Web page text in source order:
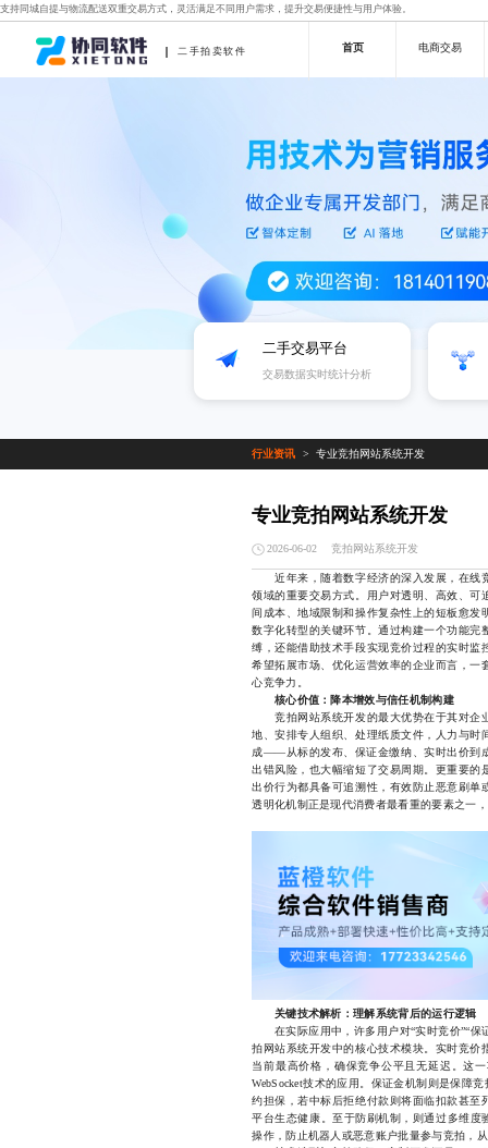
支持同城自提与物流配送双重交易方式，灵活满足不同用户需求，提升交易便捷性与用户体验。
二手拍卖软件 首页 电商交易
二手交易平台
交易数据实时统计分析
行业资讯 > 专业竞拍网站系统开发
专业竞拍网站系统开发
2026-06-02 竞拍网站系统开发
近年来，随着数字经济的深入发展，在线
领域的重要交易方式。用户对透明、高效、
间成本、地域限制和操作复杂性上的短板愈发
数字化转型的关键环节。通过构建一个功能
缚，还能借助技术手段实现竞价过程的实时
希望拓展市场、优化运营效率的企业而言，
心竞争力。
核心价值：降本增效与信任机制构建
竞拍网站系统开发的最大优势在于其对企
地、安排专人组织、处理纸质文件，人力与
成——从标的发布、保证金缴纳、实时出价到
出错风险，也大幅缩短了交易周期。更重要
出价行为都具备可追溯性，有效防止恶意刷
透明化机制正是现代消费者最看重的要素之一
关键技术解析：理解系统背后的运行逻辑
在实际应用中，许多用户对“实时竞价”“保
拍网站系统开发中的核心技术模块。实时竞
当前最高价格，确保竞争公平且无延迟。这
WebSocket技术的应用。保证金机制则是保障
约担保，若中标后拒绝付款则将面临扣款甚
平台生态健康。至于防刷机制，则通过多维
操作，防止机器人或恶意账户批量参与竞拍，